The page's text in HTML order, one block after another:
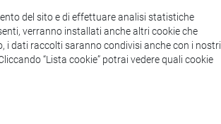
A-B
C-E
F-L
Q-Z
del sito e di effettuare analisi statistiche
verranno installati anche altri cookie che
i dati raccolti saranno condivisi anche con i nostri
“Lista cookie” potrai vedere quali cookie